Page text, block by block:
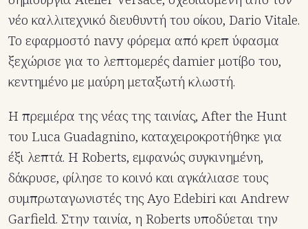
νέο καλλιτεχνικό διευθυντή του οίκου, Dario Vitale.
Το εφαρμοστό navy φόρεμα από κρεπ ύφασμα
ξεχώρισε για το λεπτομερές damier μοτίβο του,
κεντημένο με μαύρη μεταξωτή κλωστή.
Η πρεμιέρα της νέας της ταινίας, After the Hunt
του Luca Guadagnino, καταχειροκροτήθηκε για
έξι λεπτά. Η Roberts, εμφανώς συγκινημένη,
δάκρυσε, φίλησε το κοινό και αγκάλιασε τους
συμπρωταγωνιστές της Ayo Edebiri και Andrew
Garfield. Στην ταινία, η Roberts υποδύεται την